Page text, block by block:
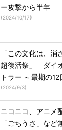
ー攻撃から半年
(2024/10/17)
「この文化は、
超復活祭」 ダイ
トラー ～最期の
(2024/9/3)
ニコニコ、アニメ
「ごちうさ」など